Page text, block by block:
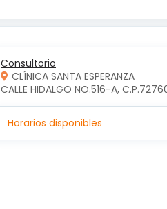
Consultorio
CLÍNICA SANTA ESPERANZA
CALLE HIDALGO NO.516-A,
Horarios disponibles